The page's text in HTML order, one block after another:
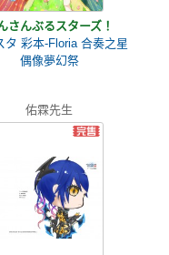
さんぶるスターズ！
タ 彩本-Floria 合奏之星
偶像夢幻祭
佑霖先生